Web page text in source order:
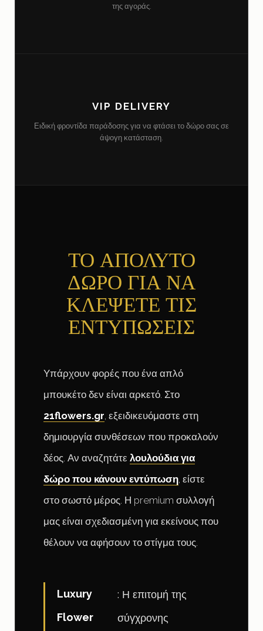
της αγοράς.
VIP DELIVERY
Ειδική φροντίδα παράδοσης για να φτάσει το δώρο σας σε
άψογη κατάσταση.
ΤΟ ΑΠΟΛΥΤΟ
ΔΩΡΟ ΓΙΑ ΝΑ
ΚΛΕΨΕΤΕ ΤΙΣ
ΕΝΤΥΠΩΣΕΙΣ
Υπάρχουν φορές που ένα απλό
μπουκέτο δεν είναι αρκετό. Στο
21flowers.gr, εξειδικευόμαστε στη
δημιουργία συνθέσεων που προκαλούν
δέος. Αν αναζητάτε λουλούδια για
δώρο που κάνουν εντύπωση, είστε
στο σωστό μέρος. Η premium συλλογή
μας είναι σχεδιασμένη για εκείνους που
θέλουν να αφήσουν το στίγμα τους.
Luxury
Flower
: Η επιτομή της
σύγχρονης